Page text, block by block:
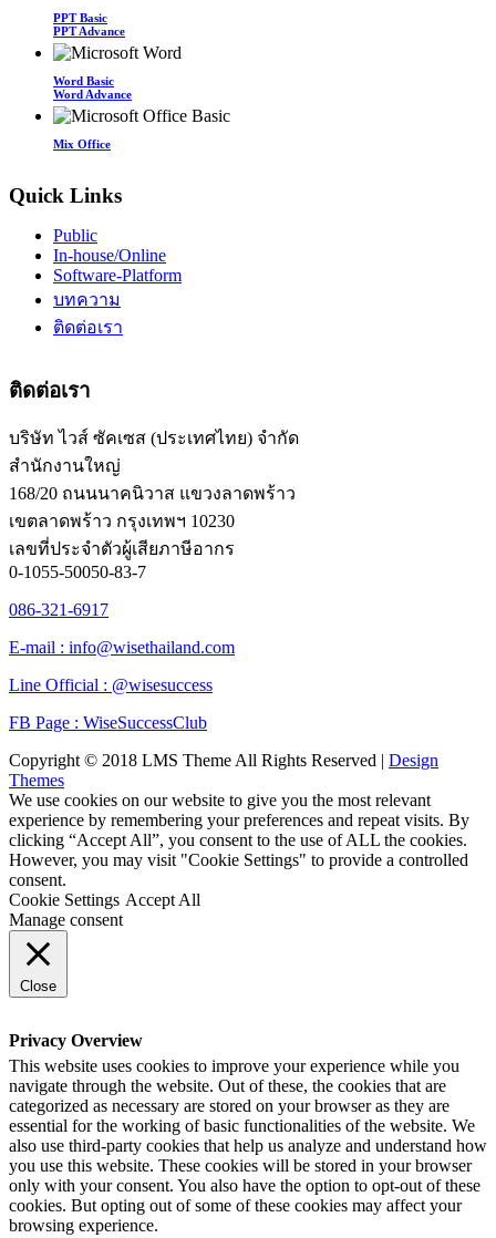
PPT Basic
PPT Advance
Word Basic
Word Advance
Mix Office
Quick Links
Public
In-house/Online
Software-Platform
บทความ
ติดต่อเรา
ติดต่อเรา
บริษัท ไวส์ ซัคเซส (ประเทศไทย) จำกัด
สำนักงานใหญ่
168/20 ถนนนาคนิวาส แขวงลาดพร้าว
เขตลาดพร้าว กรุงเทพฯ 10230
เลขที่ประจำตัวผู้เสียภาษีอากร
0-1055-50050-83-7
086-321-6917
E-mail : info@wisethailand.com
Line Official : @wisesuccess
FB Page : WiseSuccessClub
Copyright © 2018 LMS Theme All Rights Reserved | Design
Themes
We use cookies on our website to give you the most relevant
experience by remembering your preferences and repeat visits. By
clicking “Accept All”, you consent to the use of ALL the cookies.
However, you may visit "Cookie Settings" to provide a controlled
consent.
Cookie Settings Accept All
Manage consent
Close
Privacy Overview
This website uses cookies to improve your experience while you
navigate through the website. Out of these, the cookies that are
categorized as necessary are stored on your browser as they are
essential for the working of basic functionalities of the website. We
also use third-party cookies that help us analyze and understand how
you use this website. These cookies will be stored in your browser
only with your consent. You also have the option to opt-out of these
cookies. But opting out of some of these cookies may affect your
browsing experience.